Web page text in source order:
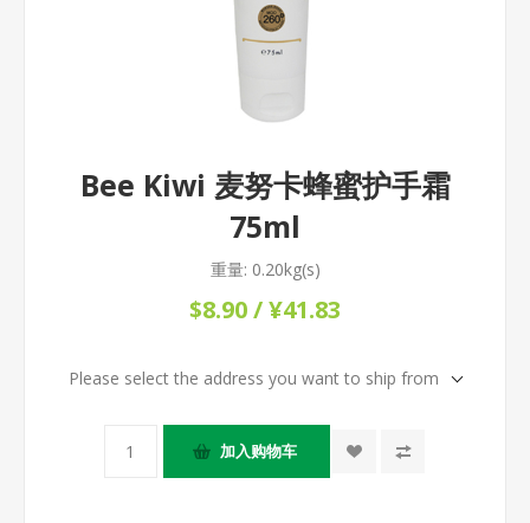
Bee Kiwi 麦努卡蜂蜜护手霜
75ml
重量: 0.20kg(s)
$8.90 / ¥41.83
Please select the address you want to ship from